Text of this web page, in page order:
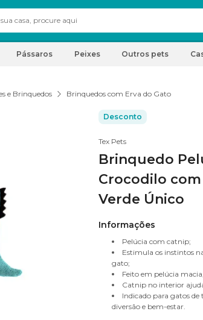
Pássaros Peixes Outros pets
e Brinquedos Brinquedos com Erva do Gato
Desconto
Tex Pets
Brinquedo
Crocodilo
Verde Único
Informações
Pelúcia com catnip;
Estimula os instintos
gato;
Feito em pelúcia
Catnip no interior
Indicado para gatos
diversão e bem-estar.